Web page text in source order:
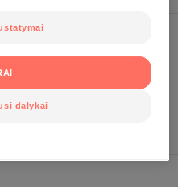
dalykai